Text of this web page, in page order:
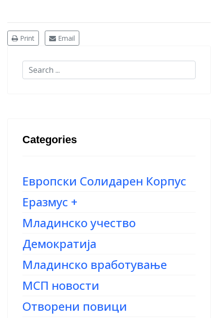
Print Email
Categories
Европски Солидарен Корпус
Еразмус +
Младинско учество
Демократија
Младинско вработување
МСП новости
Отворени повици